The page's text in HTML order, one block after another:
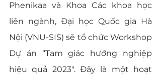
Phenikaa và Khoa Các khoa học
liên ngành, Đại học Quốc gia Hà
Nội (VNU-SIS) sẽ tổ chức Workshop
Dự án “Tam giác hướng nghiệp
hiệu quả 2023". Đây là một hoạt